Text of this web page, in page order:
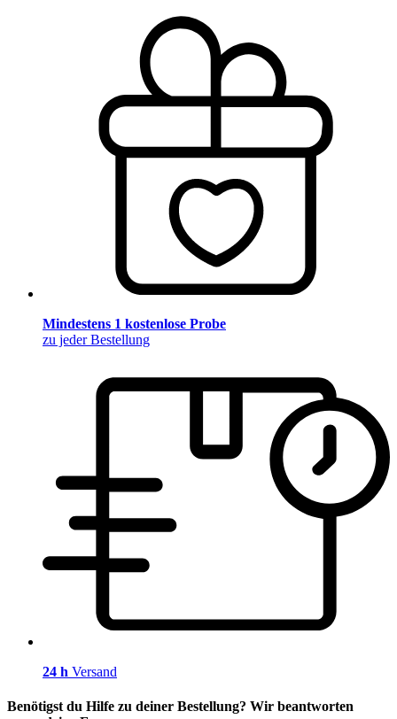
Mindestens 1 kostenlose Probe
zu jeder Bestellung
24 h Versand
Benötigst du Hilfe zu deiner Bestellung? Wir beantworten